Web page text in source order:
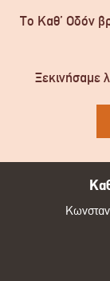
Το Καθ’ Οδόν
Ξεκινήσαμε